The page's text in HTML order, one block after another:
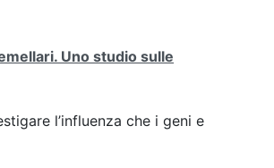
Uno studio sulle
l’influenza che i geni e